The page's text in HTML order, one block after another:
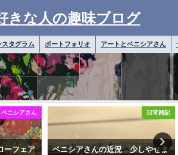
きな人の趣味ブログ
スタグラム ポートフォリオ アートとベニシアさん
日常雑記
しやせま
日常雑記
ベニシアさんの驚きの告白、そし